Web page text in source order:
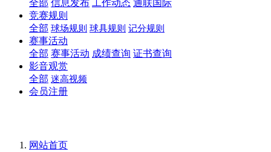
全部 信息发布 工作动态 通联国际
竞赛规则
全部 球场规则 球具规则 记分规则
赛事活动
全部 赛事活动 成绩查询 证书查询
影音观赏
全部 迷高视频
会员注册
网站首页